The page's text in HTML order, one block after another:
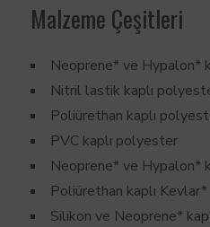
Malzeme Çeşitleri
Neoprene* ve Hypalon*
Nitril lastik kaplı
Poliürethan kaplı
PVC kaplı polyester
Neoprene* ve Hypalon*
Poliürethan kaplı Kevlar*
Silikon ve Neoprene*